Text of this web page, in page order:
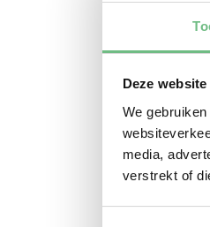
Deze
We
media,
verstrekt of